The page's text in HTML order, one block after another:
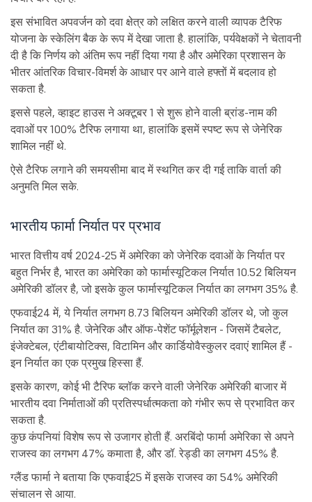
इस संभावित अपवर्जन को दवा क्षेत्र को लक्षित करने वाली व्यापक टैरिफ
योजना के स्केलिंग बैक के रूप में देखा जाता है. हालांकि, पर्यवेक्षकों ने चेतावनी
दी है कि निर्णय को अंतिम रूप नहीं दिया गया है और अमेरिका प्रशासन के
भीतर आंतरिक विचार-विमर्श के आधार पर आने वाले हफ्तों में बदलाव हो
सकता है.
इससे पहले, व्हाइट हाउस ने अक्टूबर 1 से शुरू होने वाली ब्रांड-नाम की
दवाओं पर 100% टैरिफ लगाया था, हालांकि इसमें स्पष्ट रूप से जेनेरिक
शामिल नहीं थे.
ऐसे टैरिफ लगाने की समयसीमा बाद में स्थगित कर दी गई ताकि वार्ता की
अनुमति मिल सके.
भारतीय फार्मा निर्यात पर प्रभाव
भारत वित्तीय वर्ष 2024-25 में अमेरिका को जेनेरिक दवाओं के निर्यात पर
बहुत निर्भर है, भारत का अमेरिका को फार्मास्यूटिकल निर्यात 10.52 बिलियन
अमेरिकी डॉलर है, जो इसके कुल फार्मास्यूटिकल निर्यात का लगभग 35% है.
एफवाई24 में, ये निर्यात लगभग 8.73 बिलियन अमेरिकी डॉलर थे, जो कुल
निर्यात का 31% है. जेनेरिक और ऑफ-पेशेंट फॉर्मूलेशन - जिसमें टैबलेट,
इंजेक्टेबल, एंटीबायोटिक्स, विटामिन और कार्डियोवैस्कुलर दवाएं शामिल हैं -
इन निर्यात का एक प्रमुख हिस्सा हैं.
इसके कारण, कोई भी टैरिफ ब्लॉक करने वाली जेनेरिक अमेरिकी बाजार में
भारतीय दवा निर्माताओं की प्रतिस्पर्धात्मकता को गंभीर रूप से प्रभावित कर
सकता है.
कुछ कंपनियां विशेष रूप से उजागर होती हैं. अरबिंदो फार्मा अमेरिका से अपने
राजस्व का लगभग 47% कमाता है, और डॉ. रेड्डी का लगभग 45% है.
ग्लैंड फार्मा ने बताया कि एफवाई25 में इसके राजस्व का 54% अमेरिकी
संचालन से आया.